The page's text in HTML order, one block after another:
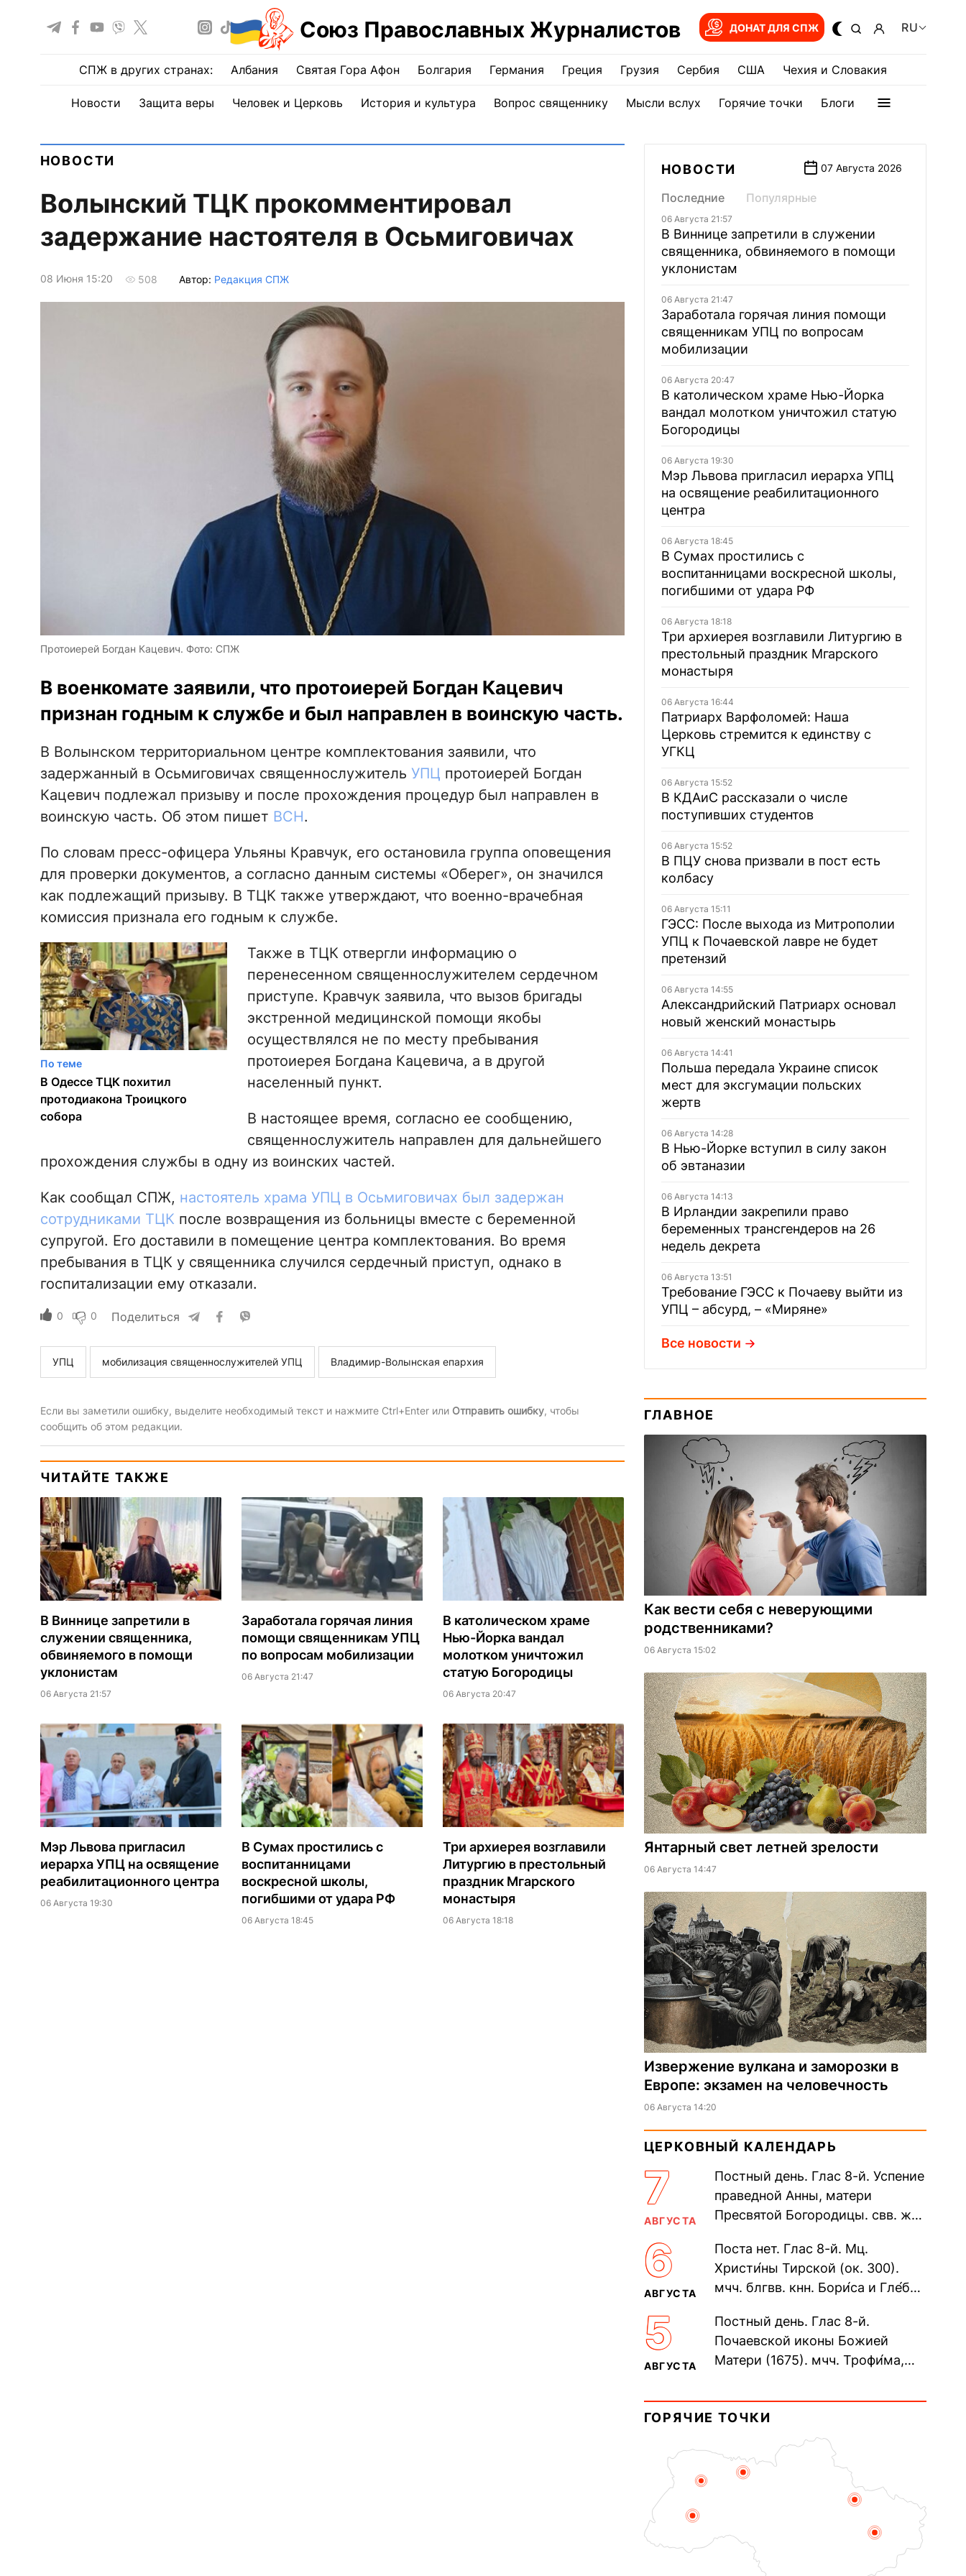
Союз Православных Журналистов ДОНАТ ДЛЯ СПЖ RU
СПЖ в других странах: Албания Святая Гора Афон Болгария Германия Греция Грузия Сербия США Чехия и Словакия
Новости Защита веры Человек и Церковь История и культура Вопрос священнику Мысли вслух Горячие точки Блоги
НОВОСТИ
Волынский ТЦК прокомментировал
задержание настоятеля в Осьмиговичах
08 Июня 15:20 508 Автор: Редакция СПЖ
Протоиерей Богдан Кацевич. Фото: СПЖ
В военкомате заявили, что протоиерей Богдан Кацевич
признан годным к службе и был направлен в воинскую часть.
В Волынском территориальном центре комплектования заявили, что
задержанный в Осьмиговичах священнослужитель УПЦ протоиерей Богдан
Кацевич подлежал призыву и после прохождения процедур был направлен в
воинскую часть. Об этом пишет ВСН.
По словам пресс-офицера Ульяны Кравчук, его остановила группа оповещения
для проверки документов, а согласно данным системы «Оберег», он значился
как подлежащий призыву. В ТЦК также утверждают, что военно-врачебная
комиссия признала его годным к службе.
По теме
В Одессе ТЦК похитил
протодиакона Троицкого
собора
Также в ТЦК отвергли информацию о
перенесенном священнослужителем сердечном
приступе. Кравчук заявила, что вызов бригады
экстренной медицинской помощи якобы
осуществлялся не по месту пребывания
протоиерея Богдана Кацевича, а в другой
населенный пункт.
В настоящее время, согласно ее сообщению,
священнослужитель направлен для дальнейшего
прохождения службы в одну из воинских частей.
Как сообщал СПЖ, настоятель храма УПЦ в Осьмиговичах был задержан
сотрудниками ТЦК после возвращения из больницы вместе с беременной
супругой. Его доставили в помещение центра комплектования. Во время
пребывания в ТЦК у священника случился сердечный приступ, однако в
госпитализации ему отказали.
0 0 Поделиться
УПЦ мобилизация священнослужителей УПЦ Владимир-Волынская епархия
Если вы заметили ошибку, выделите необходимый текст и нажмите Ctrl+Enter или Отправить ошибку, чтобы
сообщить об этом редакции.
ЧИТАЙТЕ ТАКЖЕ
В Виннице запретили в
служении священника,
обвиняемого в помощи
уклонистам
06 Августа 21:57
Заработала горячая линия
помощи священникам УПЦ
по вопросам мобилизации
06 Августа 21:47
В католическом храме
Нью-Йорка вандал
молотком уничтожил
статую Богородицы
06 Августа 20:47
Мэр Львова пригласил
иерарха УПЦ на освящение
реабилитационного центра
06 Августа 19:30
В Сумах простились с
воспитанницами
воскресной школы,
погибшими от удара РФ
06 Августа 18:45
Три архиерея возглавили
Литургию в престольный
праздник Мгарского
монастыря
06 Августа 18:18
НОВОСТИ 07 Августа 2026
Последние Популярные
06 Августа 21:57
В Виннице запретили в служении
священника, обвиняемого в помощи
уклонистам
06 Августа 21:47
Заработала горячая линия помощи
священникам УПЦ по вопросам
мобилизации
06 Августа 20:47
В католическом храме Нью-Йорка
вандал молотком уничтожил статую
Богородицы
06 Августа 19:30
Мэр Львова пригласил иерарха УПЦ
на освящение реабилитационного
центра
06 Августа 18:45
В Сумах простились с
воспитанницами воскресной школы,
погибшими от удара РФ
06 Августа 18:18
Три архиерея возглавили Литургию в
престольный праздник Мгарского
монастыря
06 Августа 16:44
Патриарх Варфоломей: Наша
Церковь стремится к единству с
УГКЦ
06 Августа 15:52
В КДАиС рассказали о числе
поступивших студентов
06 Августа 15:52
В ПЦУ снова призвали в пост есть
колбасу
06 Августа 15:11
ГЭСС: После выхода из Митрополии
УПЦ к Почаевской лавре не будет
претензий
06 Августа 14:55
Александрийский Патриарх основал
новый женский монастырь
06 Августа 14:41
Польша передала Украине список
мест для эксгумации польских
жертв
06 Августа 14:28
В Нью-Йорке вступил в силу закон
об эвтаназии
06 Августа 14:13
В Ирландии закрепили право
беременных трансгендеров на 26
недель декрета
06 Августа 13:51
Требование ГЭСС к Почаеву выйти из
УПЦ – абсурд, – «Миряне»
Все новости
ГЛАВНОЕ
Как вести себя с неверующими
родственниками?
06 Августа 15:02
Янтарный свет летней зрелости
06 Августа 14:47
Извержение вулкана и заморозки в
Европе: экзамен на человечность
06 Августа 14:20
ЦЕРКОВНЫЙ КАЛЕНДАРЬ
7
АВГУСТА
Постный день. Глас 8-й. Успение
праведной Анны, матери
Пресвятой Богородицы. свв. жен
прп. Евпракси́и девы,...
6
АВГУСТА
Поста нет. Глас 8-й. Мц.
Христи́ны Тирской (ок. 300).
мчч. блгвв. кнн. Бори́са и Гле́ба,
Дави́да (1015). Прп....
5
АВГУСТА
Постный день. Глас 8-й.
Почаевской иконы Божией
Матери (1675). мчч. Трофи́ма,
мучеников (284–305). прав.
воина Фео́дора...
ГОРЯЧИЕ ТОЧКИ